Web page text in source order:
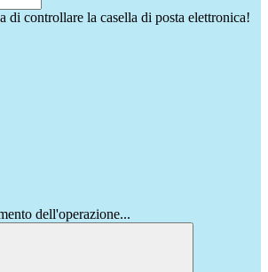
di controllare la casella di posta elettronica!
dell'operazione...